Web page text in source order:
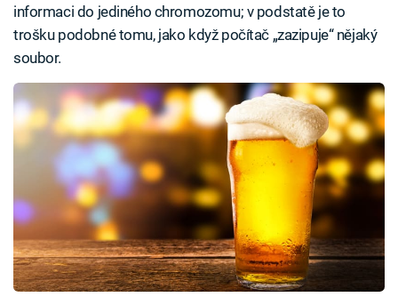
informaci do jediného chromozomu; v podstatě je to
trošku podobné tomu, jako když počítač „zazipuje“ nějaký
soubor.